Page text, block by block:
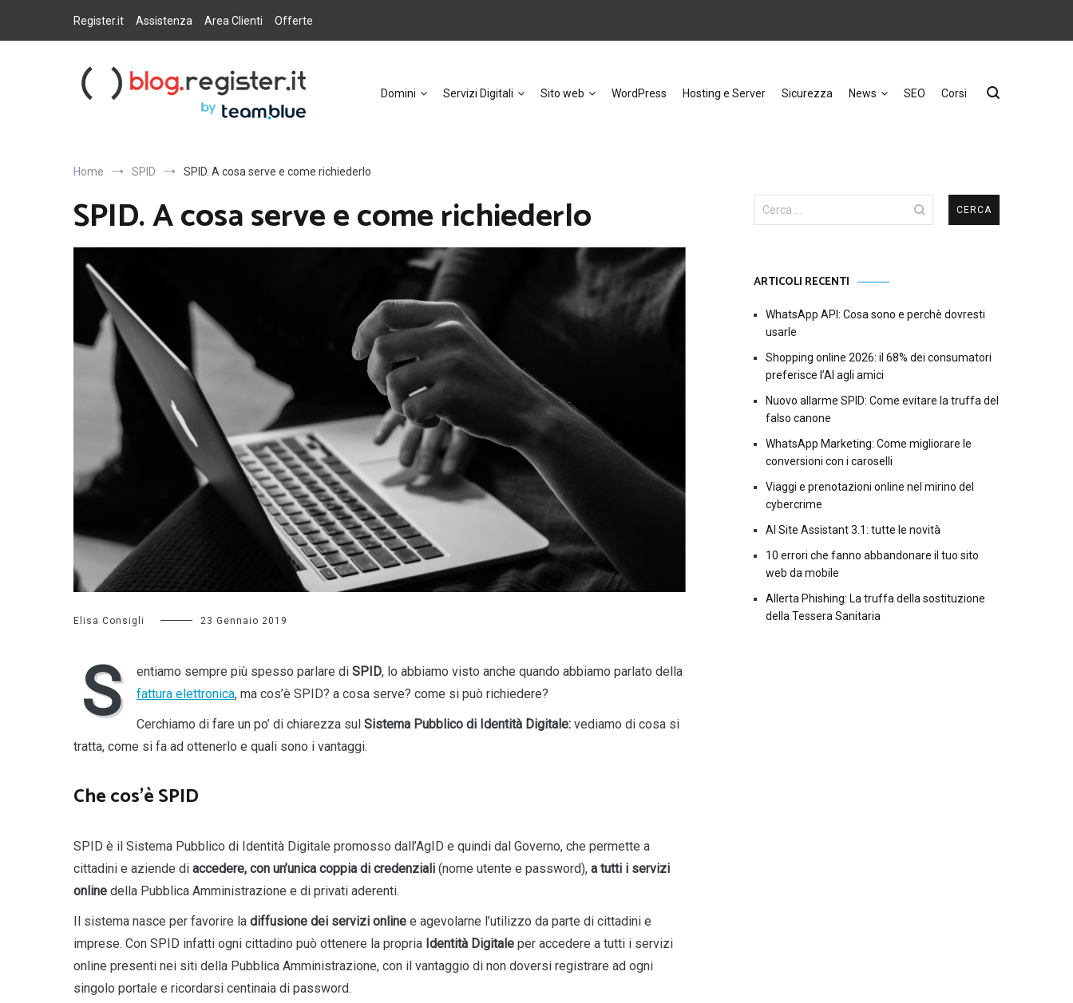
contenuto
Register.it Assistenza Area Clienti Offerte
Domini Servizi Digitali Sito web WordPress Hosting e Server Sicurezza News SEO Corsi
Home SPID SPID. A cosa serve e come richiederlo
SPID. A cosa serve e come richiederlo
Elisa Consigli 23 Gennaio 2019
S entiamo sempre più spesso parlare di SPID, lo abbiamo visto anche quando abbiamo parlato della
fattura elettronica, ma cos’è SPID? a cosa serve? come si può richiedere?
Cerchiamo di fare un po’ di chiarezza sul Sistema Pubblico di Identità Digitale: vediamo di cosa si
tratta, come si fa ad ottenerlo e quali sono i vantaggi.
Che cos’è SPID
SPID è il Sistema Pubblico di Identità Digitale promosso dall’AgID e quindi dal Governo, che permette a
cittadini e aziende di accedere, con un’unica coppia di credenziali (nome utente e password), a tutti i servizi
online della Pubblica Amministrazione e di privati aderenti.
Il sistema nasce per favorire la diffusione dei servizi online e agevolarne l’utilizzo da parte di cittadini e
imprese. Con SPID infatti ogni cittadino può ottenere la propria Identità Digitale per accedere a tutti i servizi
online presenti nei siti della Pubblica Amministrazione, con il vantaggio di non doversi registrare ad ogni
singolo portale e ricordarsi centinaia di password.
Ricerca
per:
ARTICOLI RECENTI
WhatsApp API: Cosa sono e perchè dovresti
usarle
Shopping online 2026: il 68% dei consumatori
preferisce l’AI agli amici
Nuovo allarme SPID: Come evitare la truffa del
falso canone
WhatsApp Marketing: Come migliorare le
conversioni con i caroselli
Viaggi e prenotazioni online nel mirino del
cybercrime
AI Site Assistant 3.1: tutte le novità
10 errori che fanno abbandonare il tuo sito
web da mobile
Allerta Phishing: La truffa della sostituzione
della Tessera Sanitaria